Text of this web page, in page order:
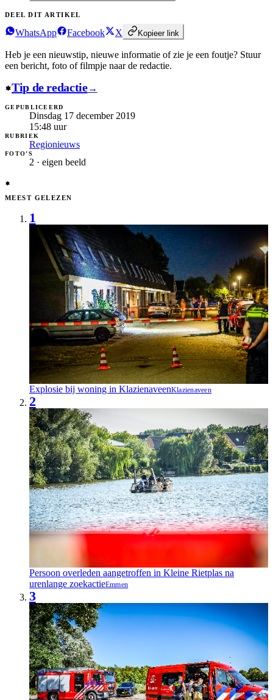
DEEL DIT ARTIKEL
WhatsApp Facebook X Kopieer link
Heb je een nieuwstip, nieuwe informatie of zie je een foutje? Stuur
een bericht, foto of filmpje naar de redactie.
Tip de redactie→
GEPUBLICEERD
Dinsdag 17 december 2019
15:48 uur
RUBRIEK
Regionieuws
FOTO’S
2 · eigen beeld
MEEST GELEZEN
1
Explosie bij woning in KlazienaveenKlazienaveen
2
Persoon overleden aangetroffen in Kleine Rietplas na
urenlange zoekactieEmmen
3